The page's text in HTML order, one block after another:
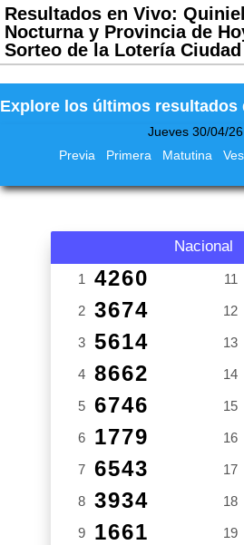
Resultados en Vivo:
Nocturna y Provincia de
Sorteo de la Lotería Ciudad
Explore los últimos resultados
Jueves 30/04/
Previa
Primera Matutina
Nacional
1 4260
2 3674
3 5614
4 8662
5 6746
6 1779
7 6543
8 3934
9 1661
11
12
13
14
15
16
17
18
19